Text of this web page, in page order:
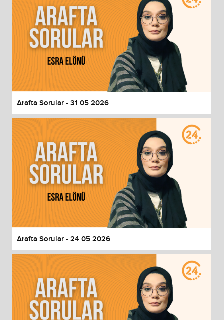
Arafta Sorular - 31 05 2026
Arafta Sorular - 24 05 2026